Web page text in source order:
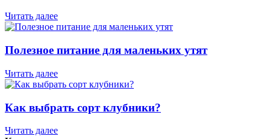
Читать далее
Полезное питание для маленьких утят
Читать далее
Как выбрать сорт клубники?
Читать далее